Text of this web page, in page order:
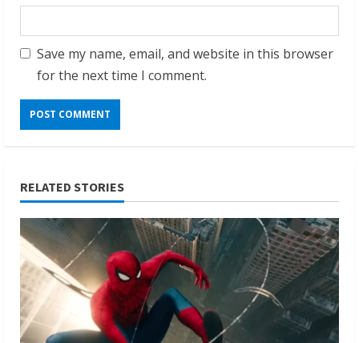
Save my name, email, and website in this browser
for the next time I comment.
RELATED STORIES